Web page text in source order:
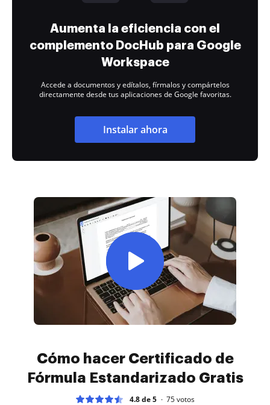
Aumenta la eficiencia con el
complemento DocHub para Google
Workspace
Accede a documentos y edítalos, fírmalos y compártelos
directamente desde tus aplicaciones de Google favoritas.
Instalar ahora
Cómo hacer Certificado de
Fórmula Estandarizado Gratis
4.8 de 5 75votos